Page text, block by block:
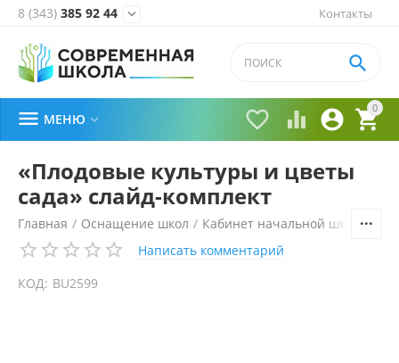
Контакты
8 (343) 385 92 44 
0


 

 МЕНЮ 
«Плодовые культуры и цветы
сада» слайд-комплект
Главная / Оснащение школ / Кабинет начальной школы
Написать комментарий
КОД: BU2599